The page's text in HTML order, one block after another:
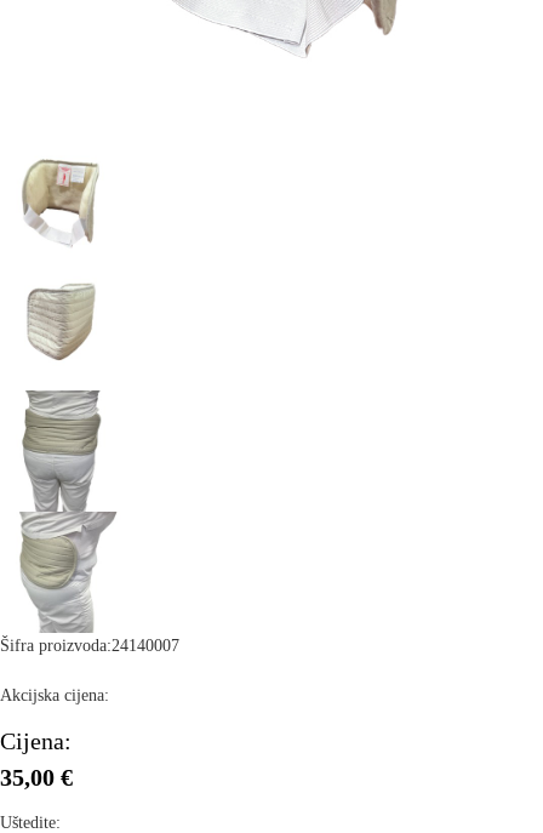
Šifra proizvoda:24140007
Akcijska cijena:
Cijena:
35,00 €
Uštedite: